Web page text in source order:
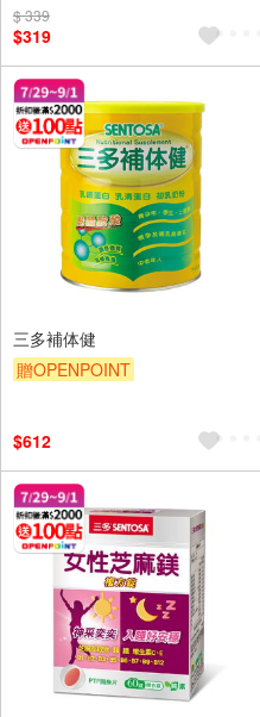
$ 339
$319
三多補体健
贈OPENPOINT
$612